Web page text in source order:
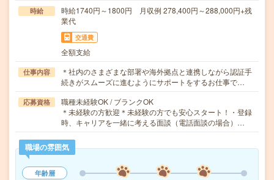
時給
時給1740円～1800円 月収例 278,400円～288,000円+残
業代
交通費
全額支給
仕事内容
＊社内のさまざまな部署や海外拠点と連携しながら認証手
続きがスムーズに進むようにサポートをするお仕事で…
応募資格
職種未経験OK / ブランクOK
＊未経験の方歓迎＊未経験の方でも安心スタート！・登録
時、キャリアを一緒に考える面談（電話面談の場合）…
職場の雰囲気
年齢層